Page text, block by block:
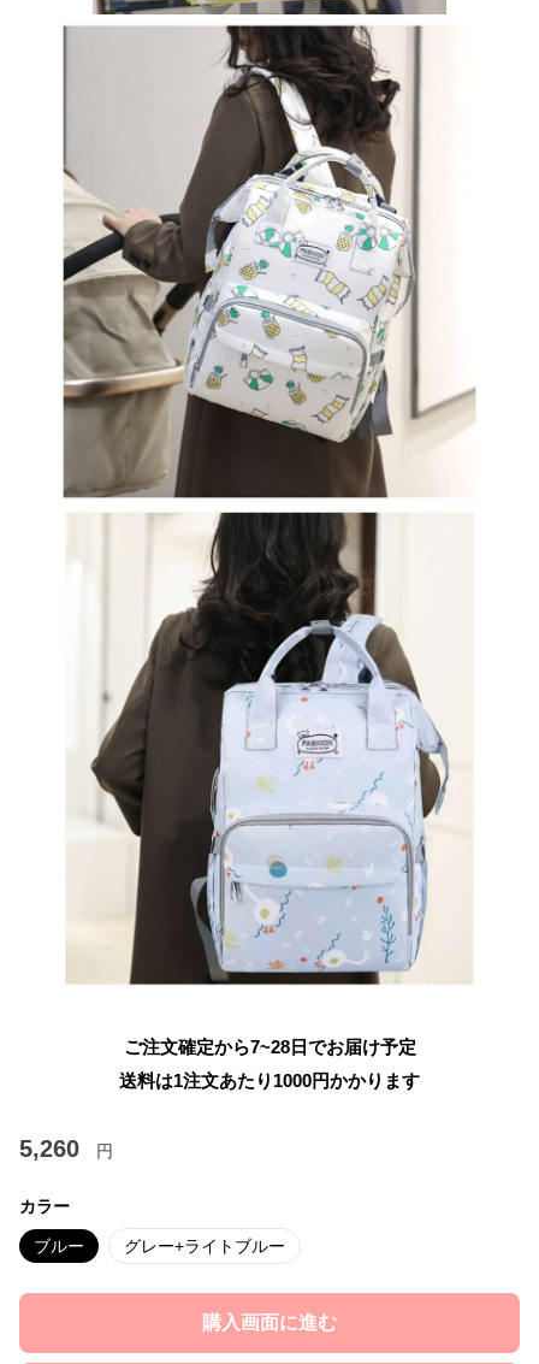
ご注文確定から7~28日でお届け予定
送料は1注文あたり 1000円かかります
5,260 円
カラー
ブルー グレー+ライトブルー
購入画面に進む